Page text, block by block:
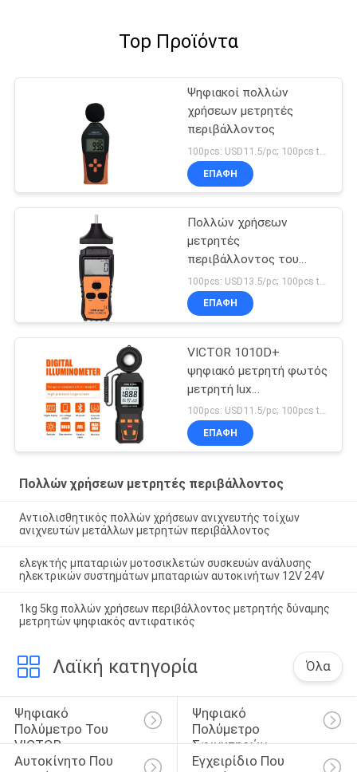
Top Προϊόντα
Ψηφιακοί πολλών
χρήσεων μετρητές
περιβάλλοντος
ΕΠΑΦΉ
Πολλών χρήσεων
μετρητές
περιβάλλοντος του
VICTOR 6236P
ΕΠΑΦΉ
VICTOR 1010D+
ψηφιακό μετρητή φωτός
μετρητή lux
0~200000lux φθηνό
μετρητή φωτεινότητας
lux για LED
100pcs: USD11.5/pc; 100pcs to 500pcs: USD10.5/pc; 500pcs to 1000pcs: USD10 MOQ:100PCS
ΕΠΑΦΉ
Πολλών χρήσεων μετρητές περιβάλλοντος
Αντιολισθητικός πολλών χρήσεων ανιχνευτής τοίχων
ανιχνευτών μετάλλων μετρητών περιβάλλοντος
ελεγκτής μπαταριών μοτοσικλετών συσκευών ανάλυσης
ηλεκτρικών συστημάτων μπαταριών αυτοκινήτων 12V 24V
1kg 5kg πολλών χρήσεων περιβάλλοντος μετρητής δύναμης
μετρητών ψηφιακός αντιφατικός
Λαϊκή κατηγορία Όλα
Ψηφιακό
Πολύμετρο Του
VICTOR
Ψηφιακό
Πολύμετρο
Σφιγκτηρών
Αυτοκίνητο Που
Εγχειρίδιο Που